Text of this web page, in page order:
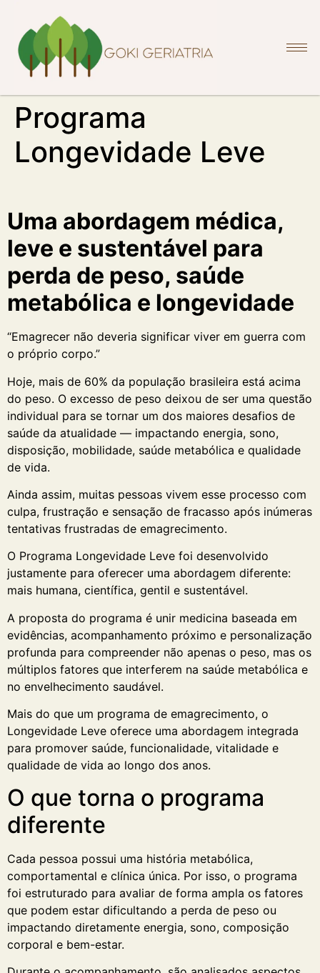
Programa
Longevidade Leve
Uma abordagem médica,
leve e sustentável para
perda de peso, saúde
metabólica e longevidade
“Emagrecer não deveria significar viver em guerra com
o próprio corpo.”
Hoje, mais de 60% da população brasileira está acima
do peso. O excesso de peso deixou de ser uma questão
individual para se tornar um dos maiores desafios de
saúde da atualidade — impactando energia, sono,
disposição, mobilidade, saúde metabólica e qualidade
de vida.
Ainda assim, muitas pessoas vivem esse processo com
culpa, frustração e sensação de fracasso após inúmeras
tentativas frustradas de emagrecimento.
O Programa Longevidade Leve foi desenvolvido
justamente para oferecer uma abordagem diferente:
mais humana, científica, gentil e sustentável.
A proposta do programa é unir medicina baseada em
evidências, acompanhamento próximo e personalização
profunda para compreender não apenas o peso, mas os
múltiplos fatores que interferem na saúde metabólica e
no envelhecimento saudável.
Mais do que um programa de emagrecimento, o
Longevidade Leve oferece uma abordagem integrada
para promover saúde, funcionalidade, vitalidade e
qualidade de vida ao longo dos anos.
O que torna o programa
diferente
Cada pessoa possui uma história metabólica,
comportamental e clínica única. Por isso, o programa
foi estruturado para avaliar de forma ampla os fatores
que podem estar dificultando a perda de peso ou
impactando diretamente energia, sono, composição
corporal e bem-estar.